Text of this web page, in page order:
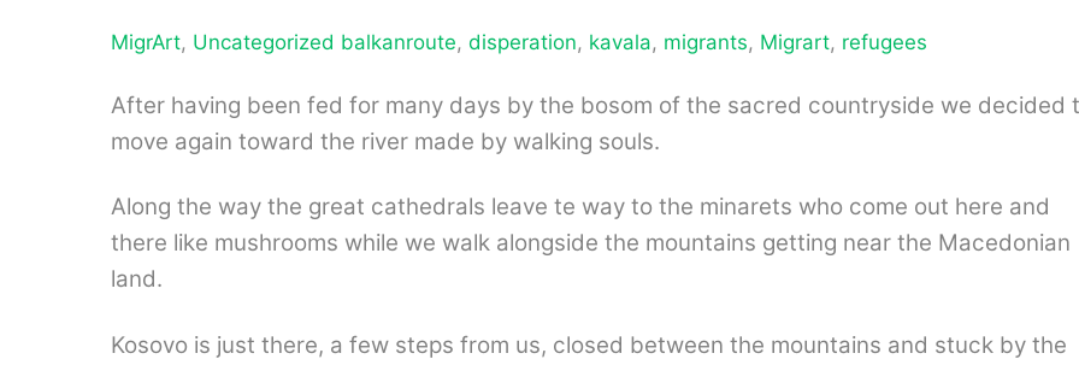
MigrArt, Uncategorized balkanroute, disperation, kavala, migrants, Migrart, refugees
After having been fed for many days by the bosom of the sacred countryside we decided
move again toward the river made by walking souls.
Along the way the great cathedrals leave te way to the minarets who come out here and
there like mushrooms while we walk alongside the mountains getting near the Macedonian
land.
Kosovo is just there, a few steps from us, closed between the mountains and stuck by the